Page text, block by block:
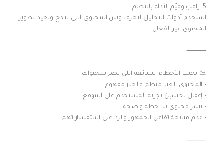
5. راقب وقيّم الأداء بانتظام
استخدم أدوات التحليل لتعرف وش المحتوى اللي ينجح وتعيد تطوير
المحتوى غير الفعال.
⸻
📉 تجنب الأخطاء الشائعة اللي تضر بمحتواك
• المحتوى الغير منظم والغير مفهوم
• إغفال تحسين تجربة المستخدم على الموقع
• نشر محتوى بلا خطة واضحة
• عدم متابعة تفاعل الجمهور والرد على استفساراتهم
⸻